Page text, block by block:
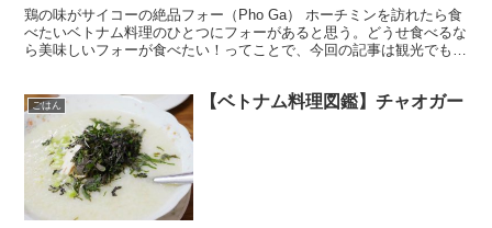
鶏の味がサイコーの絶品フォー（Pho Ga） ホーチミンを訪れたら食
べたいベトナム料理のひとつにフォーがあると思う。どうせ食べるな
ら美味しいフォーが食べたい！ってことで、今回の記事は観光でも超
ごはん 【ベトナム料理図鑑】チャオガー